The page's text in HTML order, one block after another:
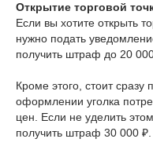
Открытие торговой
Если вы хотите открыть
нужно подать
получить штраф до 20
Кроме этого, стоит
оформлении уголка
цен. Если не уделить
получить штраф 30 000 ₽.